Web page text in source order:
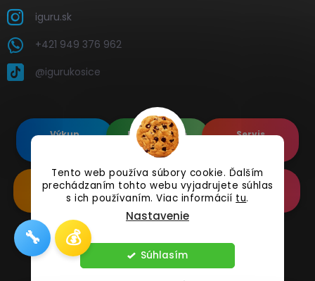
Tento web používa súbory cookie. Ďalším
prechádzaním tohto webu vyjadrujete súhlas
s ich používaním. Viac informácií tu.
Nastavenie
Súhlasím
iguru.sk
+421 949 376 962
@igurukosice
Výkup
Renovované
Apple's
Servis
Renovované
Samsung's
Doplnkové
Príslušenstvo
Online
Reklamácia
Copyright 2026 iguru.sk. Všetky práva vyhradené.
🔧 💰